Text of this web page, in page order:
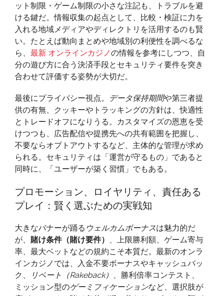
ット制限・ゲーム制限の小さな注記も、トラブルを避
ける鍵だ。情報収集の起点として、比較・検証に力を
入れる地域メディアやディレクトリを活用するのも賢
い。たとえば動向まとめや地域別の利便性を調べるな
ら、 最新 オンラインカジノの情報を参考にしつつ、自
分の遊び方に合う決済手段とセキュリティ要件を突き
合わせて評価する姿勢が大切だ。
最後にプライバシー視点。 データ保持期間や第三者提
供の有無、クッキーやトラッキングの方針は、快適性
とトレードオフになりうる。カスタマイズの恩恵を受
けつつも、広告配信や提携先への共有範囲を把握し、
不要ならオプトアウトするなど、主体的な管理が求め
られる。セキュリティは「運営が守るもの」であると
同時に、「ユーザーが築く習慣」でもある。
プロモーション、ロイヤリティ、責任ある
プレイ：賢く選ぶための実戦知
大きなバナーが踊る ウェルカムボーナスは魅力的だ
が、 賭け条件（賭け要件） 、上限勝利額、ゲーム寄与
率、最大ベットなどの規約こそ本質だ。最新のオンラ
インカジノでは、入金不要ボーナスやキャッシュバッ
ク、
リベート（Rakeback） 、勝利倍率コンテスト、
ミッション型のゲーミフィケーションなど、選択肢が